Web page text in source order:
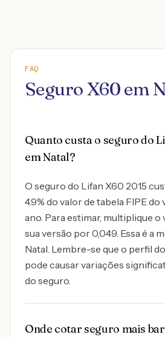
FAQ
Seguro X60 em
Quanto custa o seguro do
em Natal?
O seguro do Lifan X60 2015
4.9% do valor de tabela FIPE
ano. Para estimar, multiplique o
sua versão por 0,049. Essa é a
Natal. Lembre-se que o perfil
pode causar variações
do seguro.
Onde cotar seguro mais